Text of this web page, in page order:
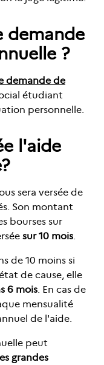
demande
?
demande de
étudiant
personnelle.
l'aide
sera versée de
Son montant
bourses sur
sur10 mois.
de 10 moins si
de cause, elle
6 mois. En cas de
mensualité
de l'aide.
peut
grandes